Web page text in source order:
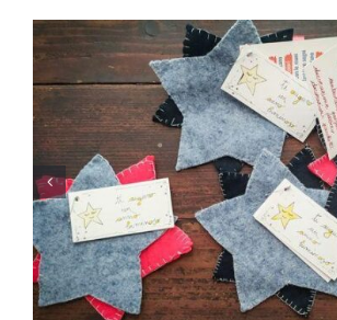
Settembre in
Settembre